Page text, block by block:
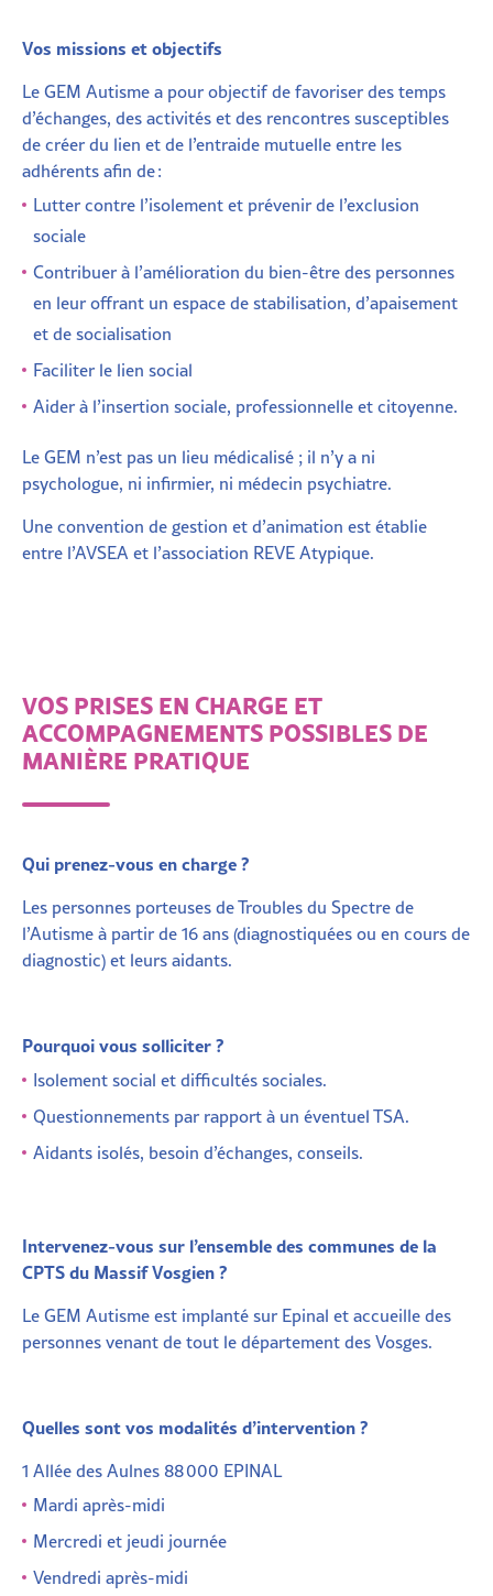
Vos missions et objectifs
Le GEM Autisme a pour objectif de favoriser des temps
d’échanges, des activités et des rencontres susceptibles
de créer du lien et de l’entraide mutuelle entre les
adhérents afin de :
Lutter contre l’isolement et prévenir de l’exclusion
sociale
Contribuer à l’amélioration du bien-être des personnes
en leur offrant un espace de stabilisation, d’apaisement
et de socialisation
Faciliter le lien social
Aider à l’insertion sociale, professionnelle et citoyenne.
Le GEM n’est pas un lieu médicalisé ; il n’y a ni
psychologue, ni infirmier, ni médecin psychiatre.
Une convention de gestion et d’animation est établie
entre l’AVSEA et l’association REVE Atypique.
VOS PRISES EN CHARGE ET
ACCOMPAGNEMENTS POSSIBLES DE
MANIÈRE PRATIQUE
Qui prenez-vous en charge ?
Les personnes porteusesde Troublesdu Spectre de
l’Autisme à partir de 16 ans (diagnostiquées ou en cours de
diagnostic)et leurs aidants.
Pourquoi vous solliciter ?
Isolement social et difficultés sociales.
Questionnements par rapport à un éventuel TSA.
Aidants isolés, besoin d’échanges, conseils.
Intervenez-vous sur l’ensemble des communes de la
CPTS du Massif Vosgien ?
Le GEM Autisme est implanté sur Epinal et accueille des
personnes venant de tout le département des Vosges.
Quelles sont vos modalités d’intervention ?
1 Allée des Aulnes 88 000 EPINAL
Mardi après-midi
Mercredi et jeudi journée
Vendredi après-midi